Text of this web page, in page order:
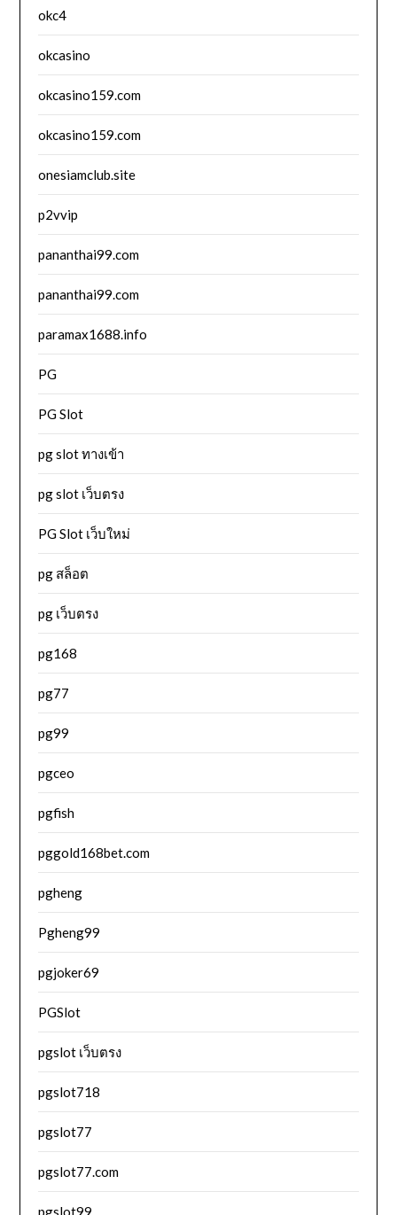
okc4
okcasino
okcasino159.com
okcasino159.com
onesiamclub.site
p2vvip
pananthai99.com
pananthai99.com
paramax1688.info
PG
PG Slot
pg slot ทางเข้า
pg slot เว็บตรง
PG Slot เว็บใหม่
pg สล็อต
pg เว็บตรง
pg168
pg77
pg99
pgceo
pgfish
pggold168bet.com
pgheng
Pgheng99
pgjoker69
PGSlot
pgslot เว็บตรง
pgslot718
pgslot77
pgslot77.com
pgslot99